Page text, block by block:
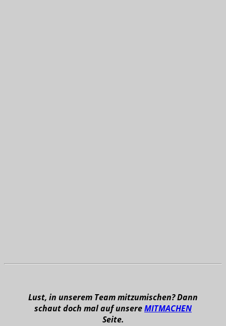
Lust, in unserem Team mitzumischen? Dann
schaut doch mal auf unsereMITMACHEN
Seite.